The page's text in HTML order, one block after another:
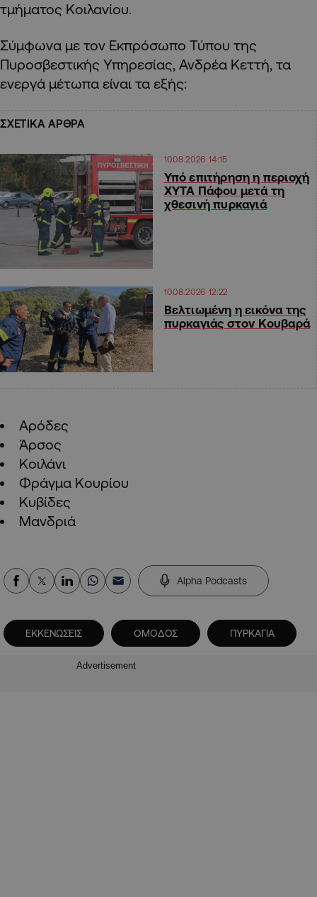
τμήματος Κοιλανίου.
Σύμφωνα με τον Εκπρόσωπο Τύπου της
Πυροσβεστικής Υπηρεσίας, Ανδρέα Κεττή, τα
ενεργά μέτωπα είναι τα εξής:
ΣΧΕΤΙΚΑ ΑΡΘΡΑ
10.08.2026 14:15
Υπό επιτήρηση η περιοχή
ΧΥΤΑ Πάφου μετά τη
χθεσινή πυρκαγιά
10.08.2026 12:22
Βελτιωμένη η εικόνα της
πυρκαγιάς στον Κουβαρά
Αρόδες
Άρσος
Κοιλάνι
Φράγμα Κουρίου
Κυβίδες
Μανδριά
Alpha Podcasts
ΕΚΚΕΝΩΣΕΙΣ ΟΜΟΔΟΣ ΠΥΡΚΑΓΙΑ
Advertisement